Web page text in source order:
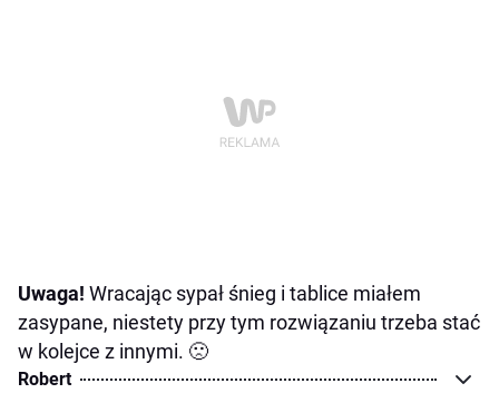
Uwaga! Wracając sypał śnieg i tablice miałem
zasypane, niestety przy tym rozwiązaniu trzeba stać
w kolejce z innymi. 🙁
Robert